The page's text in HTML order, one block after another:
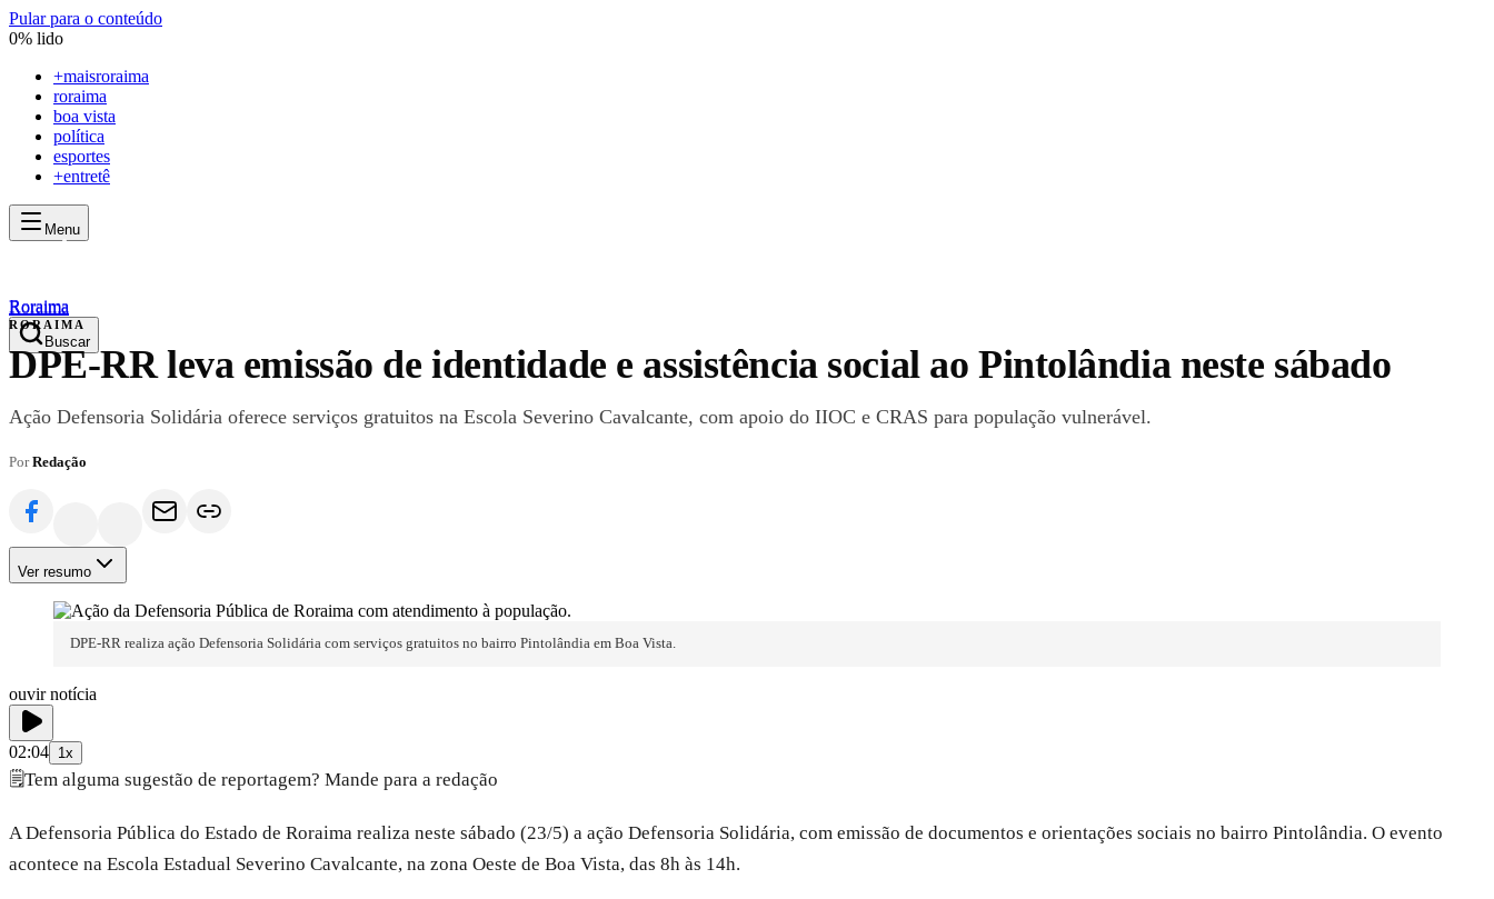
Pular para o conteúdo
0% lido
+maisroraima
roraima
boa vista
política
esportes
+entretê
Menu
maisroraima
Roraima
Buscar
Roraima
RORAIMA
DPE-RR leva emissão de identidade e assistência social ao Pintolândia neste sábado
Ação Defensoria Solidária oferece serviços gratuitos na Escola Severino Cavalcante, com apoio do IIOC e CRAS para população vulnerável.
PorRedação
Ver resumo
DPE-RR realiza ação Defensoria Solidária com serviços gratuitos no bairro Pintolândia em Boa Vista.
ouvir notícia
02:04 1x
🗒️Tem alguma sugestão de reportagem? Mande para a redação
A Defensoria Pública do Estado de Roraima realiza neste sábado (23/5) a ação Defensoria Solidária, com emissão de documentos e orientações sociais no bairro Pintolândia. O evento
acontece na Escola Estadual Severino Cavalcante, na zona Oeste de Boa Vista, das 8h às 14h.